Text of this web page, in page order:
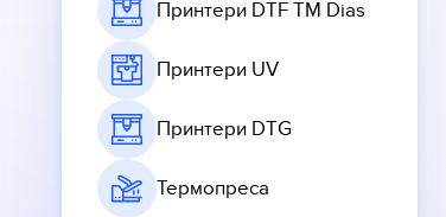
Принтери DTF TM Dias
Принтери UV
Принтери DTG
Термопреса